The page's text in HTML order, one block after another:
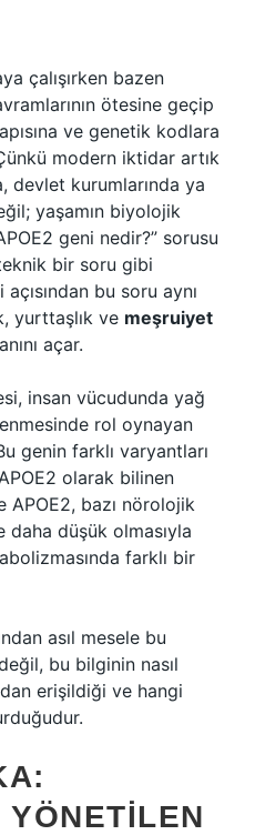
çalışırken bazen
ötesine geçip
ve genetik kodlara
modern iktidar artık
devlet kurumlarında ya
yaşamın biyolojik
geni nedir?” sorusu
bir soru gibi
bu soru aynı
yurttaşlık ve meşruiyet
açar.
insan vücudunda yağ
rol oynayan
genin farklı varyantları
olarak bilinen
APOE2, bazı nörolojik
daha düşük olmasıyla
farklı bir
asıl mesele bu
bu bilginin nasıl
erişildiği ve hangi
YÖNETILEN